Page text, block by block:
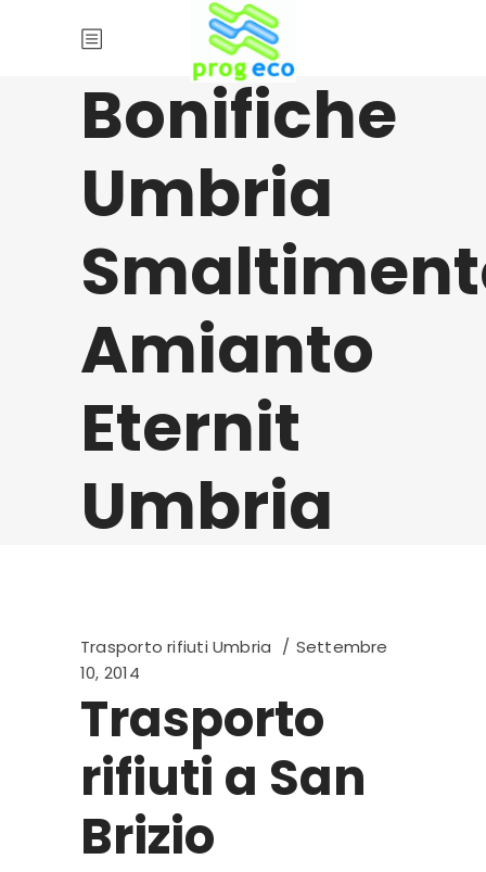
Bonifiche
Umbria
Amianto
Eternit
Umbria
Trasporto rifiuti Umbria
Settembre
10, 2014
Trasporto
rifiuti a San
Brizio